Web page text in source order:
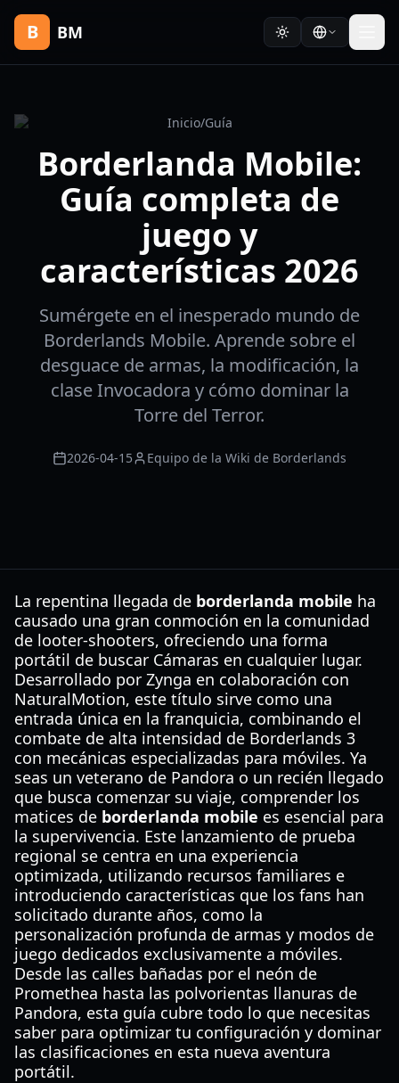
B BM
Inicio/Guía
Borderlanda Mobile:
Guía completa de
juego y
características 2026
Sumérgete en el inesperado mundo de
Borderlands Mobile. Aprende sobre el
desguace de armas, la modificación, la
clase Invocadora y cómo dominar la
Torre del Terror.
2026-04-15 Equipo de la Wiki de Borderlands
La repentina llegada de borderlanda mobile ha
causado una gran conmoción en la comunidad
de looter-shooters, ofreciendo una forma
portátil de buscar Cámaras en cualquier lugar.
Desarrollado por Zynga en colaboración con
NaturalMotion, este título sirve como una
entrada única en la franquicia, combinando el
combate de alta intensidad de Borderlands 3
con mecánicas especializadas para móviles. Ya
seas un veterano de Pandora o un recién llegado
que busca comenzar su viaje, comprender los
matices de borderlanda mobile es esencial para
la supervivencia. Este lanzamiento de prueba
regional se centra en una experiencia
optimizada, utilizando recursos familiares e
introduciendo características que los fans han
solicitado durante años, como la
personalización profunda de armas y modos de
juego dedicados exclusivamente a móviles.
Desde las calles bañadas por el neón de
Promethea hasta las polvorientas llanuras de
Pandora, esta guía cubre todo lo que necesitas
saber para optimizar tu configuración y dominar
las clasificaciones en esta nueva aventura
portátil.